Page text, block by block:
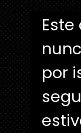
por
por